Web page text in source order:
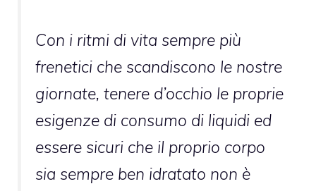
Con i ritmi di vita sempre più
frenetici che scandiscono le nostre
giornate, tenere d’occhio le proprie
esigenze di consumo di liquidi ed
essere sicuri che il proprio corpo
sia sempre ben idratato non è